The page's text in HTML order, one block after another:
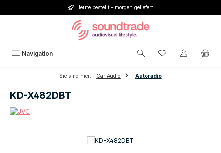
Zum Hauptinhalt springenHeute bestellt – morgen geliefert
Navigation Du hast 0
Sie sind hier: Car Audio Autoradio
KD-X482DBT